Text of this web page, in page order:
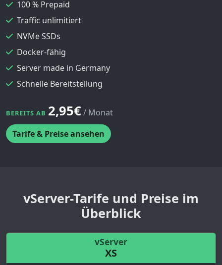
100 % Prepaid
Traffic unlimitiert
NVMe SSDs
Docker-fähig
Server made in Germany
Schnelle Bereitstellung
BEREITS AB 2,95€/ Monat
Tarife & Preise ansehen
vServer-Tarife und Preise im
Überblick
vServer
XS